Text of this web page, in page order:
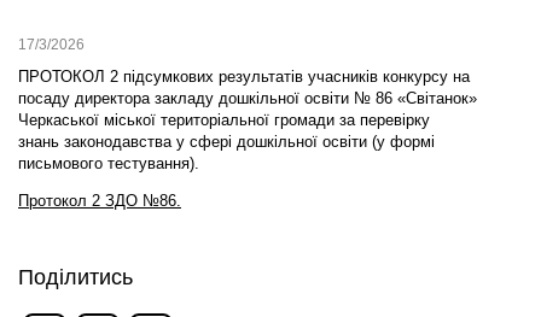
17/3/2026
ПРОТОКОЛ 2 підсумкових результатів учасників конкурсу на
посаду директора закладу дошкільної освіти № 86 «Світанок»
Черкаської міської територіальної громади за перевірку
знань законодавства у сфері дошкільної освіти (у формі
письмового тестування).
Протокол 2 ЗДО №86.
Поділитись